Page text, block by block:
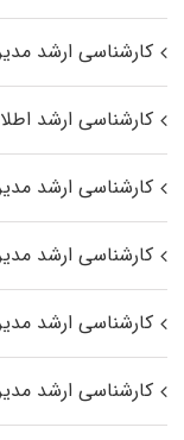
کارشناسی ارشد
کارشناسی ارشد
کارشناسی ارشد
کارشناسی ارشد
کارشناسی ارشد
کارشناسی ارشد